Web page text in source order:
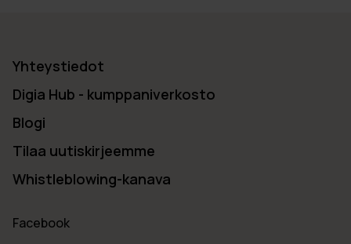
Yhteystiedot
Digia Hub - kumppaniverkosto
Blogi
Tilaa uutiskirjeemme
Whistleblowing-kanava
Facebook